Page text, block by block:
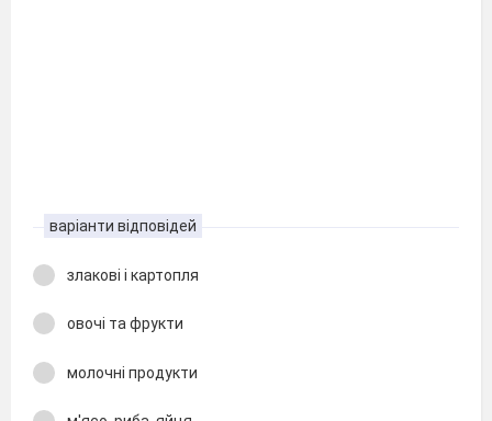
варіанти відповідей
злакові і картопля
овочі та фрукти
молочні продукти